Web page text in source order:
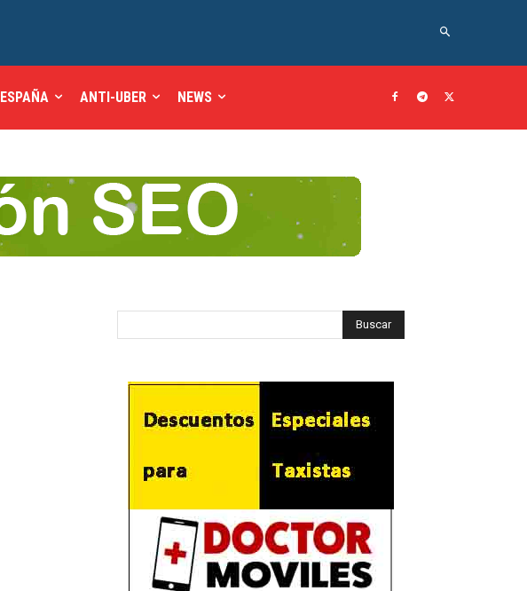
ESPAÑA ANTI-UBER NEWS